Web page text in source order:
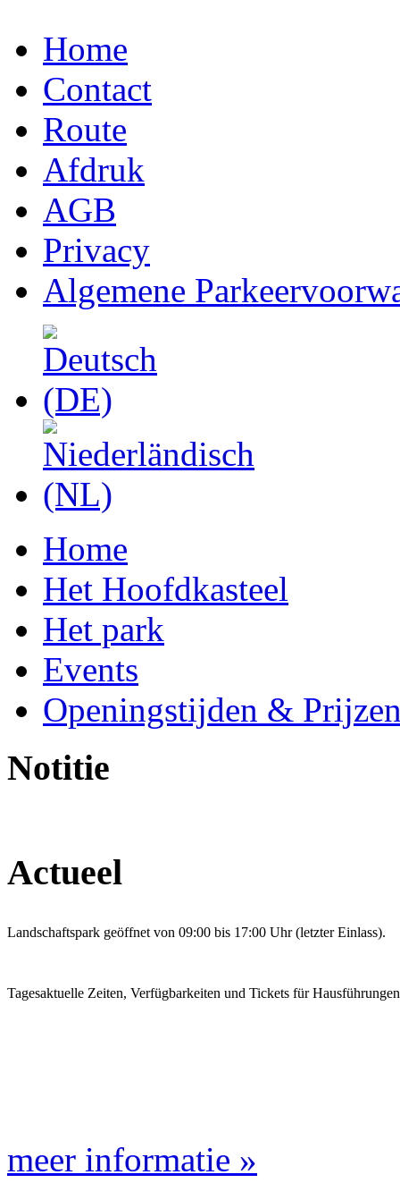
Home
Contact
Route
Afdruk
AGB
Privacy
Algemene
Home
Het Hoofdkasteel
Het park
Events
Openingstijden &
Notitie
Actueel
Landschaftspark geöffnet von 09:00 bis 17:00 Uhr (letzter Einlass).
Tagesaktuelle Zeiten, Verfügbarkeiten und Tickets für
meer informatie »